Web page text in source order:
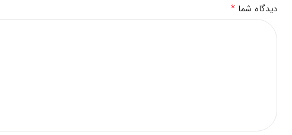
دیدگاه شما *